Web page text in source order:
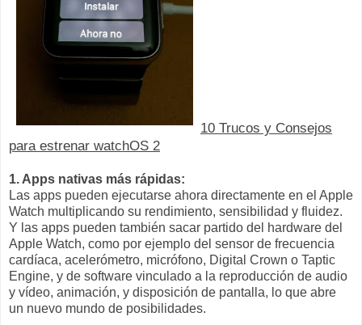
10 Trucos y Consejos
para estrenar watchOS 2
1. Apps nativas más rápidas:
Las apps pueden ejecutarse ahora directamente en el Apple
Watch multiplicando su rendimiento, sensibilidad y fluidez.
Y las apps pueden también sacar partido del hardware del
Apple Watch, como por ejemplo del sensor de frecuencia
cardíaca, acelerómetro, micrófono, Digital Crown o Taptic
Engine, y de software vinculado a la reproducción de audio
y vídeo, animación, y disposición de pantalla, lo que abre
un nuevo mundo de posibilidades.